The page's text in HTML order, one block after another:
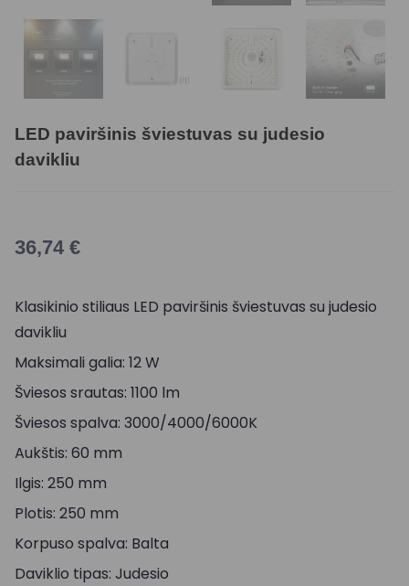
LED paviršinis šviestuvas su judesio
davikliu
36,74 €
Klasikinio stiliaus LED paviršinis šviestuvas su judesio
davikliu
Maksimali galia: 12 W
Šviesos srautas: 1100 lm
Šviesos spalva: 3000/4000/6000K
Aukštis: 60 mm
Ilgis: 250 mm
Plotis: 250 mm
Korpuso spalva: Balta
Daviklio tipas: Judesio